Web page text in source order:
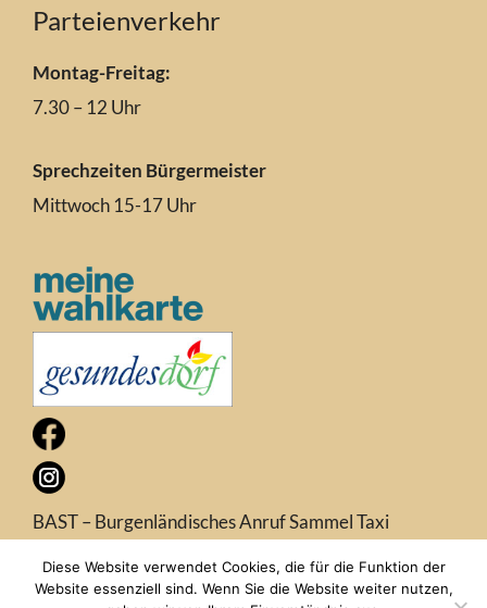
Parteienverkehr
Montag-Freitag:
7.30 – 12 Uhr
Sprechzeiten Bürgermeister
Mittwoch 15-17 Uhr
BAST – Burgenländisches Anruf Sammel Taxi
Diese Website verwendet Cookies, die für die Funktion der
Website essenziell sind. Wenn Sie die Website weiter nutzen,